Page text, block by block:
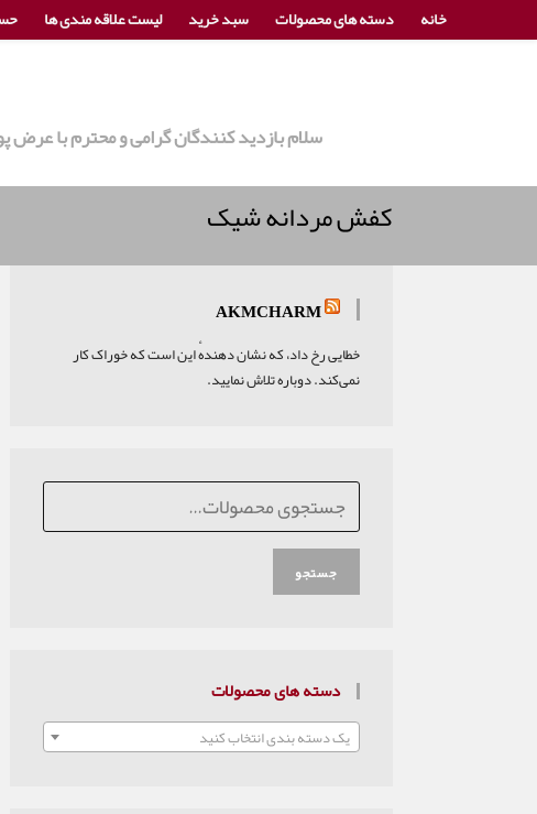
خانه دسته های محصولات سبد خرید لیست علاقه مندی ها
سلام بازدید کنندگان گرامی و محترم با
کفش مردانه شیک
AKMCHARM
خطایی رخ داد، که نشان دهندهٔ این است که خوراک کار
نمی‌کند. دوباره تلاش نمایید.
جستجو
دسته های محصولات
یک دسته بندی انتخاب کنید